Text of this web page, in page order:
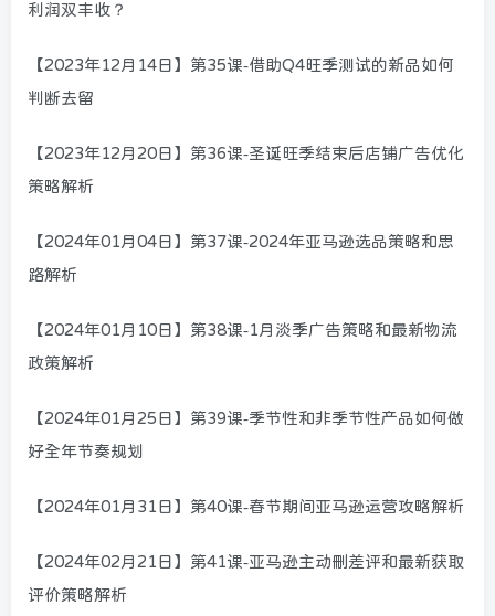
利润双丰收？
【2023年12月14日】第35课-借助Q4旺季测试的新品如何
判断去留
【2023年12月20日】第36课-圣诞旺季结束后店铺广告优化
策略解析
【2024年01月04日】第37课-2024年亚马逊选品策略和思
路解析
【2024年01月10日】第38课-1月淡季广告策略和最新物流
政策解析
【2024年01月25日】第39课-季节性和非季节性产品如何做
好全年节奏规划
【2024年01月31日】第40课-春节期间亚马逊运营攻略解析
【2024年02月21日】第41课-亚马逊主动删差评和最新获取
评价策略解析